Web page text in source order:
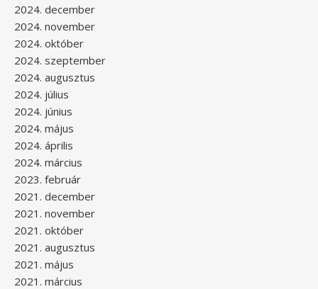
2024. december
2024. november
2024. október
2024. szeptember
2024. augusztus
2024. július
2024. június
2024. május
2024. április
2024. március
2023. február
2021. december
2021. november
2021. október
2021. augusztus
2021. május
2021. március